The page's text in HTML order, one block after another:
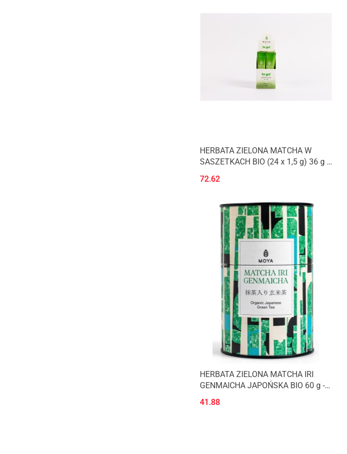
HERBATA ZIELONA MATCHA W
SASZETKACH BIO (24 x 1,5 g) 36 g -
72.62
HERBATA ZIELONA MATCHA IRI
GENMAICHA JAPOŃSKA BIO 60 g -
41.88